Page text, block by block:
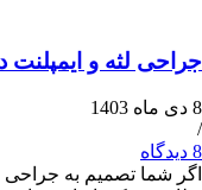
و ایمپلنت در
تصمیم به جراحی لثه و